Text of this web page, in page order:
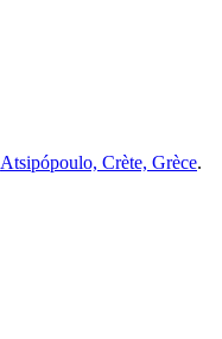
Atsipópoulo, Crète, Grèce.